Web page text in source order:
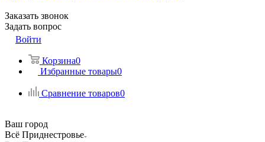
Заказать звонок
Задать вопрос
Войти
Корзина0
Избранные товары0
Сравнение товаров0
Ваш город
Всё Приднестровье